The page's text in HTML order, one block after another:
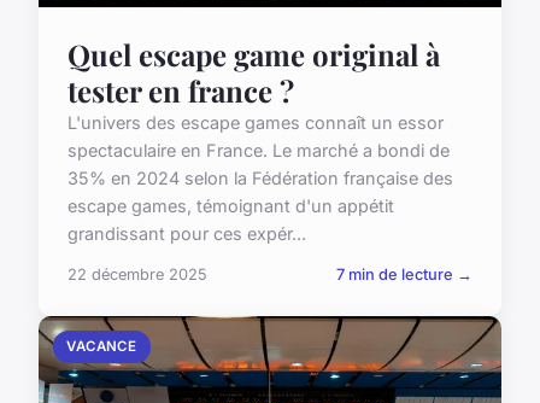
Quel escape game original à
tester en france ?
L'univers des escape games connaît un essor
spectaculaire en France. Le marché a bondi de
35% en 2024 selon la Fédération française des
escape games, témoignant d'un appétit
grandissant pour ces expér...
22 décembre 2025 7 min de lecture →
VACANCE